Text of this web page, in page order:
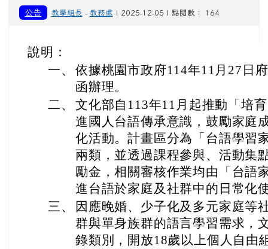
公告 教學組長 - 教務處 | 2025-12-05 | 點閱數： 164
說明：
一、 依據桃園市政府114年11月27日
函辦理。
二、 文化部自113年11月起推動「培
進國人台語傳承意識，鼓勵家庭
化活動。計畫區分為「台語學習
兩類，並透過課程參與、活動集
勵金，相關審核作業均由「台語
進台語於家庭及社群中的日常化
三、
因應晚婚、少子化及多元家庭等
群與單身族群的語言學習需求，
錄類別，開放18歲以上個人自由